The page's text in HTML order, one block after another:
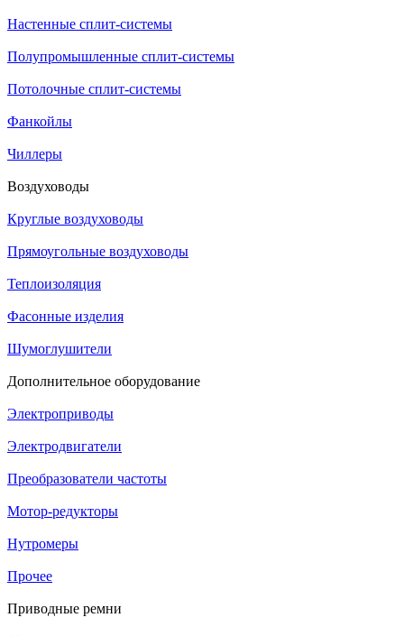
Настенные сплит-системы
Полупромышленные сплит-системы
Потолочные сплит-системы
Фанкойлы
Чиллеры
Воздуховоды
Круглые воздуховоды
Прямоугольные воздуховоды
Теплоизоляция
Фасонные изделия
Шумоглушители
Дополнительное оборудование
Электроприводы
Электродвигатели
Преобразователи частоты
Мотор-редукторы
Нутромеры
Прочее
Приводные ремни